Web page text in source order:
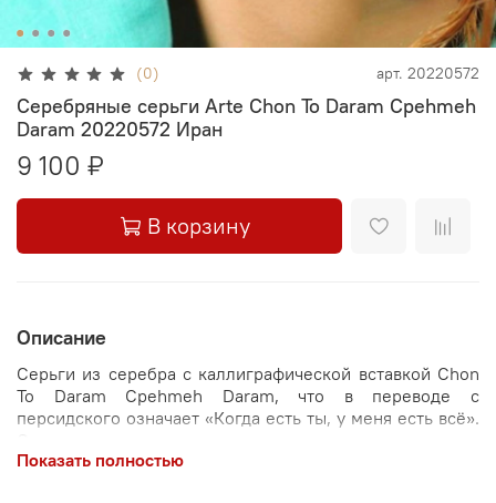
(0) арт. 20220572
Серебряные серьги Arte Chon To Daram Cpehmeh
Daram 20220572 Иран
9 100 ₽
В корзину
Описание
Серьги из серебра с каллиграфической вставкой Chon
To Daram Cpehmeh Daram, что в переводе с
персидского означает «Когда есть ты, у меня есть всё».
признание в серебре и золоте. Это ювелирное
Показать полностью